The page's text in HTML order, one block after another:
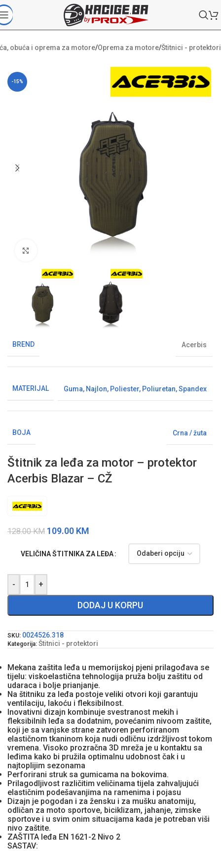
obuća i oprema za motore/Oprema za motore/Štitnici - protektori
-15%
Klikni da uvećaš sliku
BREND Acerbis
MATERIJAL Guma, Najlon, Poliester, Poliuretan,Spandex
BOJA Crna / žuta
Štitnik za leđa za motor – protektor
Acerbis Blazar – CŽ
128.00KM 109.00 KM
VELIČINA ŠTITNIKA ZA LEĐA
- +
DODAJ U KORPU
SKU: 0024526.318
Kategorija: Štitnici - protektori
Mekana zaštita leđa u memorijskoj pjeni prilagođava se
tijelu: viskoelastična tehnologija pruža bolju zaštitu od
udaraca i bolje prianjanje.
Na štitniku za leđa postoje veliki otvori koji garantuju
ventilaciju, lakoću i fleksibilnost.
Inovativni dizajn kombinuje svestranost mekih i
fleksibilnih leđa sa dodatnim, povećanim nivoom zaštite,
koji je sa vanjske strane zatvoren perforiranom
elastičnom tkaninom koja nudi odličnu izdržljivost tokom
vremena. Visoko prozračna 3D mreža je u kontaktu sa
leđima kako bi pružila optimalnu udobnost čak i u
najtoplijim sezonama
Perforirani struk sa gumicama na bokovima.
Prilagodljivost različitim veličinama tijela zahvaljujući
elastičnim podešavanjima na ramenima i pojasu
Dizajn je pogodan i za žensku i za mušku anatomiju,
odličan za moto sportove, biciklizam, jahanje, zimske
sportove i u svim onim situacijama kada je potreban viši
nivo zaštite.
ZAŠTITA leđa EN 1621-2 Nivo 2
SASTAV: